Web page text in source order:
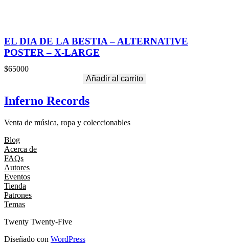
EL DIA DE LA BESTIA – ALTERNATIVE
POSTER – X-LARGE
$65000
Añadir al carrito
Inferno Records
Venta de música, ropa y coleccionables
Blog
Acerca de
FAQs
Autores
Eventos
Tienda
Patrones
Temas
Twenty Twenty-Five
Diseñado con WordPress